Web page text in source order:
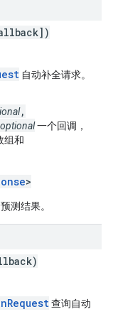
自动补全请求。
,
optional一个回调，
组和
>
测结果。
查询自动